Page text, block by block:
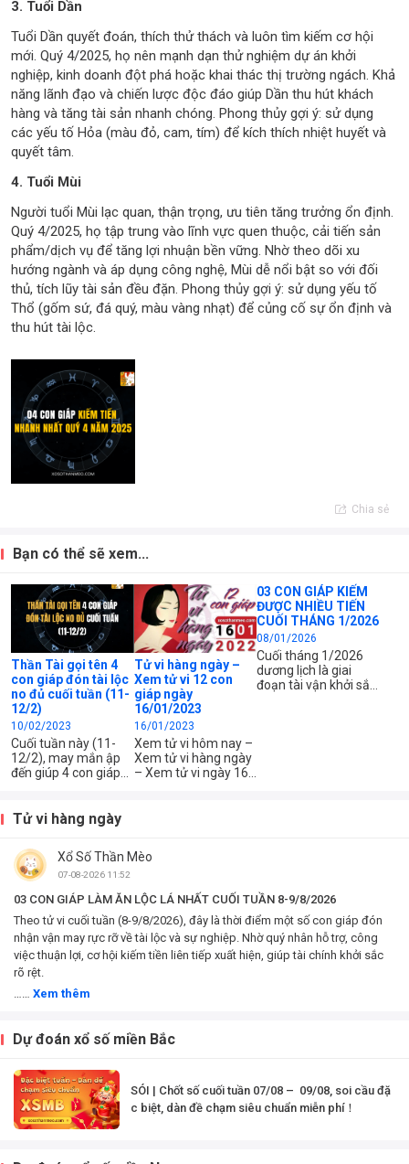
3. Tuổi Dần
Tuổi Dần quyết đoán, thích thử thách và luôn tìm kiếm cơ hội
mới. Quý 4/2025, họ nên mạnh dạn thử nghiệm dự án khởi
nghiệp, kinh doanh đột phá hoặc khai thác thị trường ngách. Khả
năng lãnh đạo và chiến lược độc đáo giúp Dần thu hút khách
hàng và tăng tài sản nhanh chóng. Phong thủy gợi ý: sử dụng
các yếu tố Hỏa (màu đỏ, cam, tím) để kích thích nhiệt huyết và
quyết tâm.
4. Tuổi Mùi
Người tuổi Mùi lạc quan, thận trọng, ưu tiên tăng trưởng ổn định.
Quý 4/2025, họ tập trung vào lĩnh vực quen thuộc, cải tiến sản
phẩm/dịch vụ để tăng lợi nhuận bền vững. Nhờ theo dõi xu
hướng ngành và áp dụng công nghệ, Mùi dễ nổi bật so với đối
thủ, tích lũy tài sản đều đặn. Phong thủy gợi ý: sử dụng yếu tố
Thổ (gốm sứ, đá quý, màu vàng nhạt) để củng cố sự ổn định và
thu hút tài lộc.
Chia sẻ
Bạn có thể sẽ xem...
Thần Tài gọi tên 4
con giáp đón tài lộc
no đủ cuối tuần (11-
12/2)
10/02/2023
Cuối tuần này (11-
12/2), may mắn ập
đến giúp 4 con giáp
muốn, giàu lên trong
Tử vi hàng ngày –
Xem tử vi 12 con
giáp ngày
16/01/2023
16/01/2023
Xem tử vi hôm nay –
Xem tử vi hàng ngày
– Xem tử vi ngày 16
Tị, Ngọ, Mùi, Thân,
công việc, tài chính
và...
03 CON GIÁP KIẾM
ĐƯỢC NHIỀU TIẾN
CUỐI THÁNG 1/2026
08/01/2026
Cuối tháng 1/2026
dương lịch là giai
đoạn tài vận khởi sắc
Tử vi hàng ngày
Xổ Số Thần Mèo
07-08-2026 11:52
03 CON GIÁP LÀM ĂN LỘC LÁ NHẤT CUỐI TUẦN 8-9/8/2026
Theo tử vi cuối tuần (8-9/8/2026), đây là thời điểm một số con giáp đón
nhận vận may rực rỡ về tài lộc và sự nghiệp. Nhờ quý nhân hỗ trợ, công
việc thuận lợi, cơ hội kiếm tiền liên tiếp xuất hiện, giúp tài chính khởi sắc
rõ rệt.
Xem thêm
Dự đoán xổ số miền Bắc
SÓI | Chốt số cuối tuần 07/08 – 09/08, soi cầu đặ
c biệt, dàn đề chạm siêu chuẩn miễn phí！